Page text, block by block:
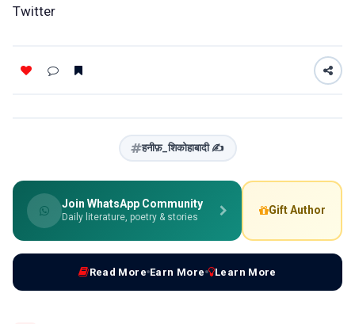
Twitter
हनीफ़_शिकोहाबादी ✍️
Join WhatsApp Community
Daily literature, poetry & stories
Gift Author
Read More Earn More Learn More